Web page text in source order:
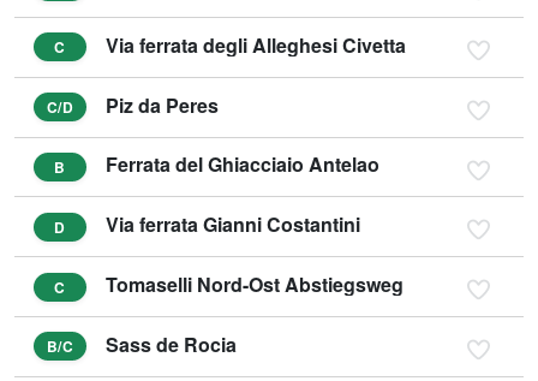
C Via ferrata degli Alleghesi Civetta
C/D Piz da Peres
B Ferrata del Ghiacciaio Antelao
D Via ferrata Gianni Costantini
C Tomaselli Nord-Ost Abstiegsweg
B/C Sass de Rocia